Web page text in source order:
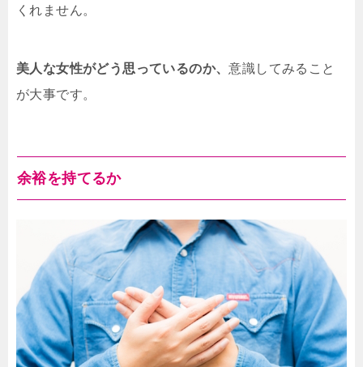
くれません。
美人な女性がどう思っているのか、意識してみること
が大事です。
余裕を持てるか